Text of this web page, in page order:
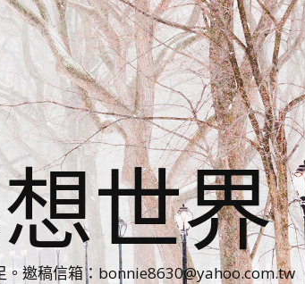
世界
。邀稿信箱：bonnie8630@yahoo.com.tw